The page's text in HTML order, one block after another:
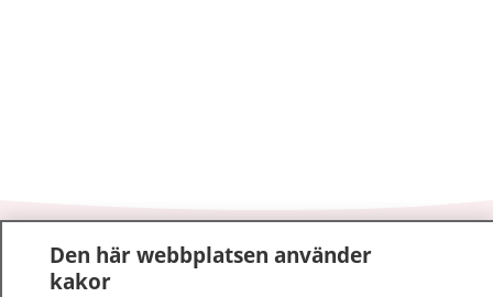
1177–tryggt om din hälsa och vård
Den här webbplatsen använder
kakor